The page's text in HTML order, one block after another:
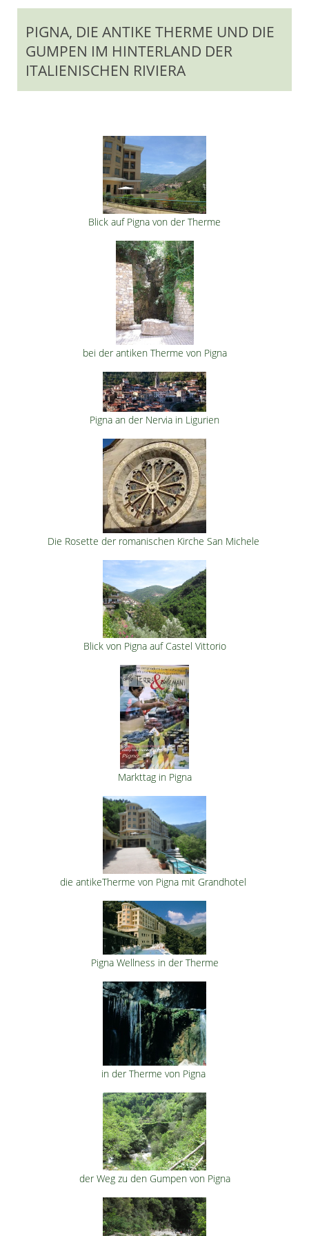
PIGNA, DIE ANTIKE THERME UND DIE
GUMPEN IM HINTERLAND DER
ITALIENISCHEN RIVIERA
Blick auf Pigna von der Therme
bei der antiken Therme von Pigna
Pigna an der Nervia in Ligurien
Die Rosette der romanischen Kirche San Michele
Blick von Pigna auf Castel Vittorio
Markttag in Pigna
die antikeTherme von Pigna mit Grandhotel
Pigna Wellness in der Therme
in der Therme von Pigna
der Weg zu den Gumpen von Pigna